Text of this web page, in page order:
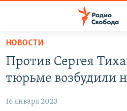
упрощенного
доступа
основному
ПОДКАСТЫ
АВТОРСКИЕ ПРОЕКТЫ
ЦИТАТЫ СВОБОДЫ
НОВОСТИ
Против Сергея
тюрьме возбудили
16 января 2023